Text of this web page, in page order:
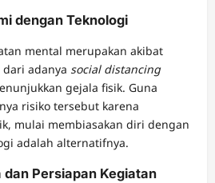
dengan Teknologi
mental merupakan akibat
adanya social distancing
gejala fisik. Guna
risiko tersebut karena
mulai membiasakan diri dengan
adalah alternatifnya.
Persiapan Kegiatan